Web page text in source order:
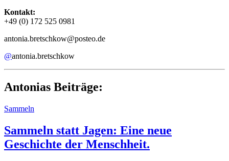
Kontakt:
+49 (0) 172 525 0981
antonia.bretschkow@posteo.de
@antonia.bretschkow
Antonias Beiträge:
Sammeln
Sammeln statt Jagen: Eine neue
Geschichte der Menschheit.